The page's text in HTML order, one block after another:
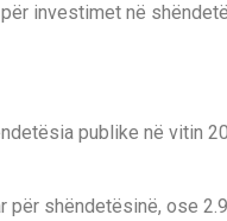
investimet në
publike në vitin
për shëndetësinë, ose